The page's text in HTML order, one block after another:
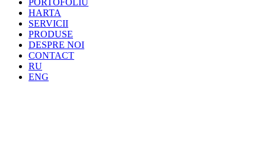
PORTOFOLIU
HARTA
SERVICII
PRODUSE
DESPRE NOI
CONTACT
RU
ENG